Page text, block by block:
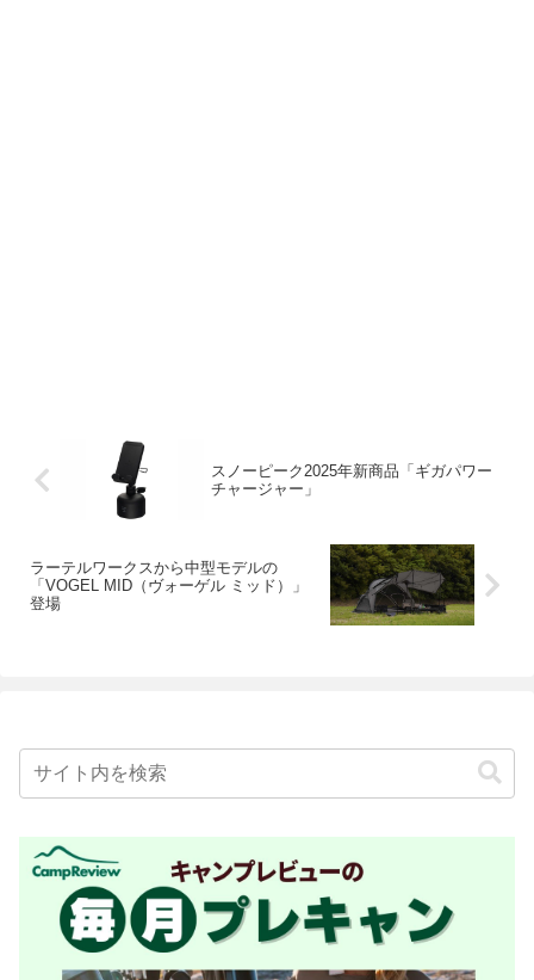
スノーピーク2025年新商品「ギガパワー
チャージャー」
ラーテルワークスから中型モデルの
「VOGEL MID（ヴォーゲル ミッド）」
登場